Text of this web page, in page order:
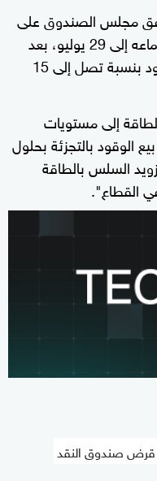
مجلس الصندوق على
المراجعة في 11 يوليو، لكنه أرجأ اجتماعه إلى 29 يوليو، بعد
أربعة أيام من رفع مصر لأسعار الوقود بنسبة تصل إلى 15
إلى مستويات
الوقود بالتجزئة بحلول
التزويد السلس بالطاقة
القطاع".
قرض صندوق النقد